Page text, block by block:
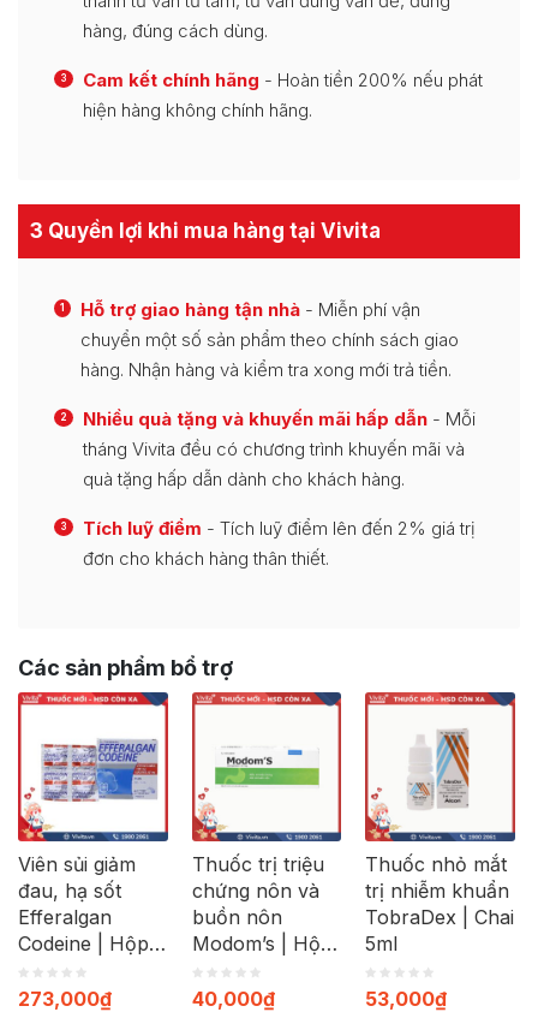
hàng, đúng cách dùng.
3 Cam kết chính hãng - Hoàn tiền 200% nếu phát
hiện hàng không chính hãng.
3 Quyền lợi khi mua hàng tại Vivita
1 Hỗ trợ giao hàng tận nhà - Miễn phí vận
chuyển một số sản phẩm theo chính sách giao
hàng. Nhận hàng và kiểm tra xong mới trả tiền.
2 Nhiều quà tặng và khuyến mãi hấp dẫn - Mỗi
tháng Vivita đều có chương trình khuyến mãi và
quà tặng hấp dẫn dành cho khách hàng.
3 Tích luỹ điểm - Tích luỹ điểm lên đến 2% giá trị
đơn cho khách hàng thân thiết.
Các sản phẩm bổ trợ
Viên sủi giảm
đau, hạ sốt
Efferalgan
Codeine | Hộp
40 viên
273,000₫
Thuốc trị triệu
chứng nôn và
buồn nôn
Modom’s | Hộp
100 viên
40,000₫
Thuốc nhỏ mắt
trị nhiễm khuẩn
TobraDex | Chai
5ml
53,000₫